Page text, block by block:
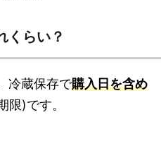
くらい？
冷蔵保存で購入日を含め
限)です。